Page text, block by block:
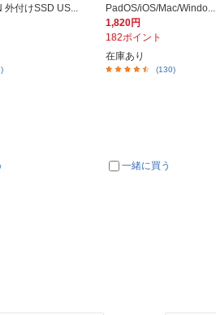
外付けSSD US...
PadOS/iOS/Mac/Windo...
1,820円
182ポイント
在庫あり
(130)
一緒に買う